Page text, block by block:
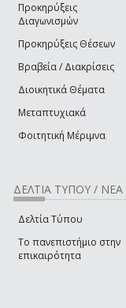
Προκηρύξεις
Διαγωνισμών
Προκηρύξεις Θέσεων
Βραβεία / Διακρίσεις
Διοικητικά Θέματα
Μεταπτυχιακά
Φοιτητική Μέριμνα
ΔΕΛΤΙΑ ΤΥΠΟΥ / ΝΕΑ
Δελτία Τύπου
Το πανεπιστήμιο στην
επικαιρότητα